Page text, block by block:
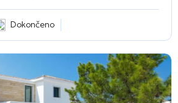
Dokončeno